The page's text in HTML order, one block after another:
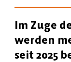
Im Zuge
werden
seit 2025